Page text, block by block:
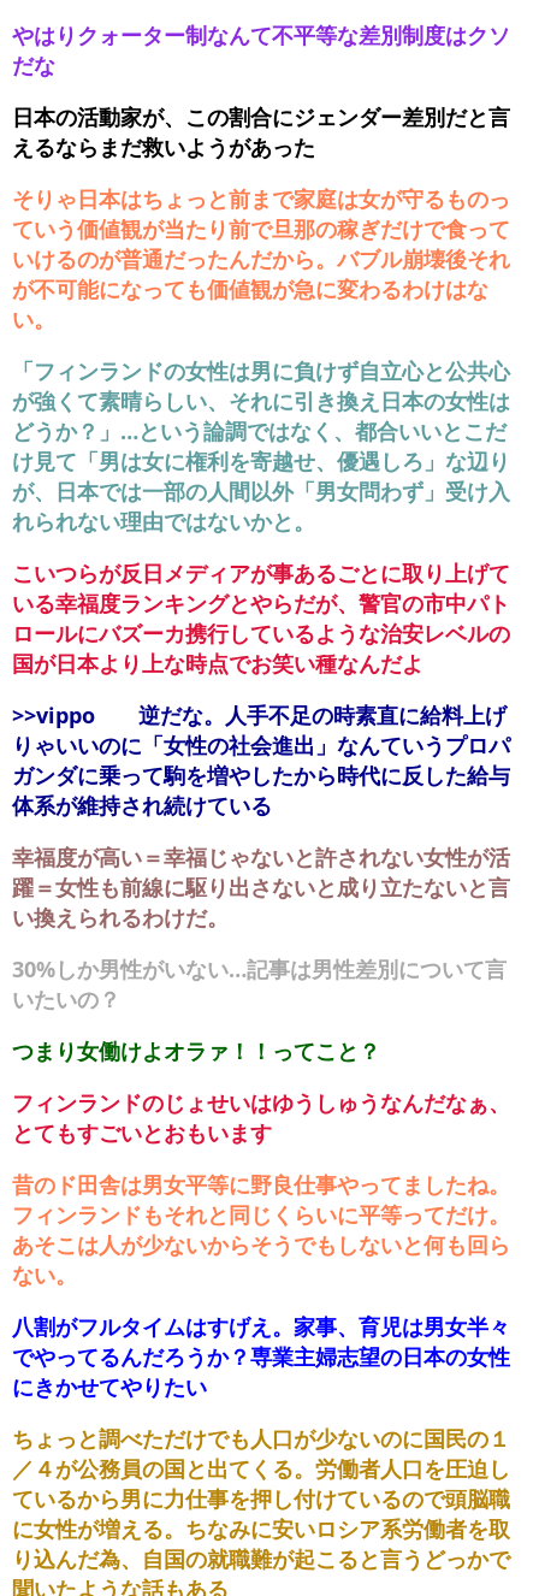
やはりクォーター制なんて不平等な差別制度はクソ
だな
日本の活動家が、この割合にジェンダー差別だと言
えるならまだ救いようがあった
そりゃ日本はちょっと前まで家庭は女が守るものっ
ていう価値観が当たり前で旦那の稼ぎだけで食って
いけるのが普通だったんだから。バブル崩壊後それ
が不可能になっても価値観が急に変わるわけはな
い。
「フィンランドの女性は男に負けず自立心と公共心
が強くて素晴らしい、それに引き換え日本の女性は
どうか？」…という論調ではなく、都合いいとこだ
け見て「男は女に権利を寄越せ、優遇しろ」な辺り
が、日本では一部の人間以外「男女問わず」受け入
れられない理由ではないかと。
こいつらが反日メディアが事あるごとに取り上げて
いる幸福度ランキングとやらだが、警官の市中パト
ロールにバズーカ携行しているような治安レベルの
国が日本より上な時点でお笑い種なんだよ
>>vippo 逆だな。人手不足の時素直に給料上げ
りゃいいのに「女性の社会進出」なんていうプロパ
ガンダに乗って駒を増やしたから時代に反した給与
体系が維持され続けている
幸福度が高い＝幸福じゃないと許されない女性が活
躍＝女性も前線に駆り出さないと成り立たないと言
い換えられるわけだ。
30%しか男性がいない…記事は男性差別について言
いたいの？
つまり女働けよオラァ！！ってこと？
フィンランドのじょせいはゆうしゅうなんだなぁ、
とてもすごいとおもいます
昔のド田舎は男女平等に野良仕事やってましたね。
フィンランドもそれと同じくらいに平等ってだけ。
あそこは人が少ないからそうでもしないと何も回ら
ない。
八割がフルタイムはすげえ。家事、育児は男女半々
でやってるんだろうか？専業主婦志望の日本の女性
にきかせてやりたい
ちょっと調べただけでも人口が少ないのに国民の１
／４が公務員の国と出てくる。労働者人口を圧迫し
ているから男に力仕事を押し付けているので頭脳職
に女性が増える。ちなみに安いロシア系労働者を取
り込んだ為、自国の就職難が起こると言うどっかで
聞いたような話もある